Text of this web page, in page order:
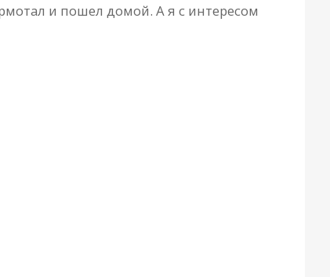
и пошел домой. А я с интересом